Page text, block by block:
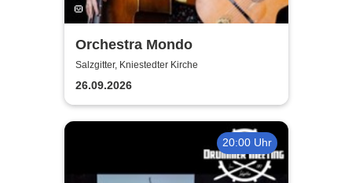
Orchestra Mondo
Salzgitter, Kniestedter Kirche
26.09.2026
20:00 Uhr